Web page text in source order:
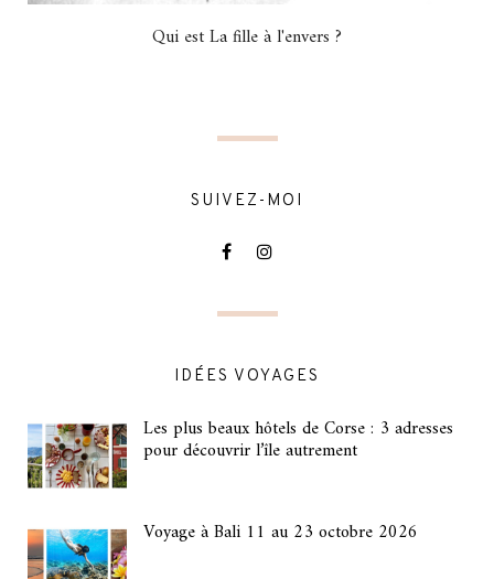
Qui est La fille à l'envers ?
SUIVEZ-MOI
IDÉES VOYAGES
Les plus beaux hôtels de Corse : 3 adresses
pour découvrir l’île autrement
Voyage à Bali 11 au 23 octobre 2026